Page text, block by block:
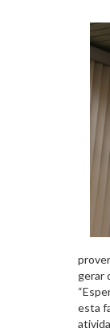
gerar
esta